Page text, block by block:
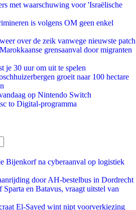
met waarschuwing voor 'Israëlische
is volgens OM geen enkel
over de zeik vanwege nieuwste patch
grensaanval door migranten
je 30 uur om uit te spelen
groeit naar 100 hectare
op Nintendo Switch
to Digital-programma
Bijenkorf na cyberaanval op logistiek
door AH-bestelbus in Dordrecht
en Batavus, vraagt uitstel van
El-Sayed wint nipt voorverkiezing